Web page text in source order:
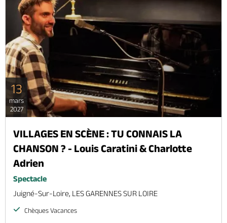
13
mars
2027
VILLAGES EN SCÈNE : TU CONNAIS LA
CHANSON ? - Louis Caratini & Charlotte
Adrien
Spectacle
Juigné-Sur-Loire, LES GARENNES SUR LOIRE
Chèques Vacances